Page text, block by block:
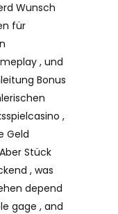
Wunsch
für
, und
Bonus
,
Geld
Stück
, was
depend
gage , and